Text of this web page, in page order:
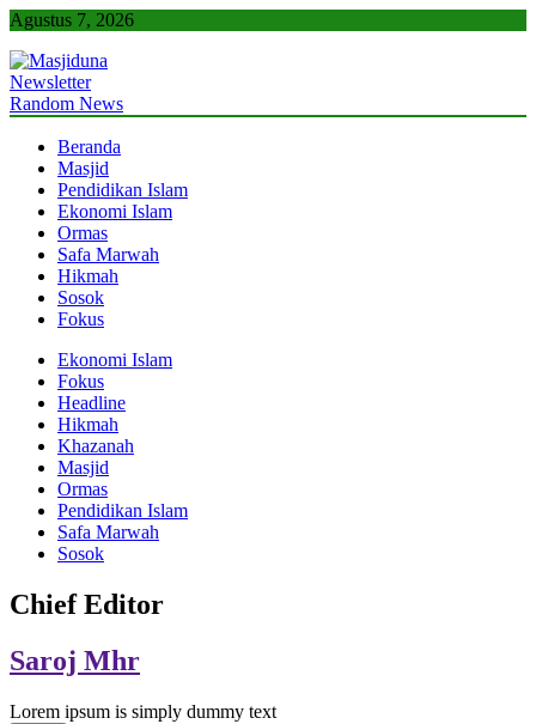
Skip
content
Agustus 7, 2026
Masjiduna
Referensi Berita Islam Indonesia
Newsletter
Random News
Beranda
Masjid
Pendidikan Islam
Ekonomi Islam
Ormas
Safa Marwah
Hikmah
Sosok
Fokus
Ekonomi Islam
Fokus
Headline
Hikmah
Khazanah
Masjid
Ormas
Pendidikan Islam
Safa Marwah
Sosok
Chief Editor
Saroj Mhr
Lorem ipsum is simply dummy text